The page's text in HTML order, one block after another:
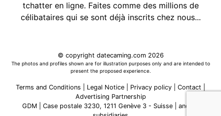
tchatter en ligne. Faites comme des millions de
célibataires qui se sont déjà inscrits chez nous...
© copyright datecaming.com 2026
The photos and profiles shown are for illustration purposes only and are intended to
present the proposed experience.
Terms and Conditions Legal Notice Privacy policy Contact
Advertising Partnership
GDM | Case postale 3230, 1211 Genève 3 - Suisse
and its